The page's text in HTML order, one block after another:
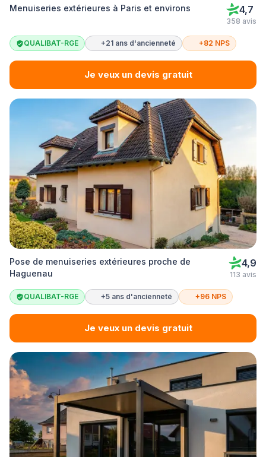
Menuiseries extérieures à Paris et environs 4,7
358 avis
QUALIBAT-RGE +21 ans d'ancienneté +82 NPS
Je veux un devis gratuit
Pose de menuiseries extérieures proche de
Haguenau
4,9
113 avis
QUALIBAT-RGE +5 ans d'ancienneté +96 NPS
Je veux un devis gratuit